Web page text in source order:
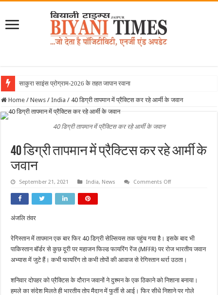
साकुरा साइंस प्रोग्राम-2026 के तहत जापान रवाना हुई बियानी
Home / News / India / 40 डिग्री तापमान में प्रैक्टिस कर रहे आर्मी के जवान
40 डिग्री तापमान में प्रैक्टिस कर रहे आर्मी के जवान
40 डिग्री तापमान में प्रैक्टिस कर रहे आर्मी के
जवान
September 21, 2021 India, News Comments Offon
के
अंजलि तंवर
रेगिस्तान में तापमान एक बार फिर 40 डिग्री सेल्सियस तक पहुंच गया है। इसके बाद भी
पाकिस्तान बॉर्डर से कुछ दूरी पर महाजन फिल्ड फायरिंग रेंज (MFFR) पर रोज भारतीय जवान
अभ्यास में जुटे हैं। कभी फायरिंग तो कभी तोपों की आवाज से रेगिस्तान थर्रा उठता।
शनिवार दोपहर को प्रैक्टिस के दौरान जवानों ने दुश्मन के एक ठिकाने को निशाना बनाया।
हमले का संदेश मिलते ही भारतीय तोप मैदान में फुर्ती से आई। फिर सीधे निशाने पर गोले